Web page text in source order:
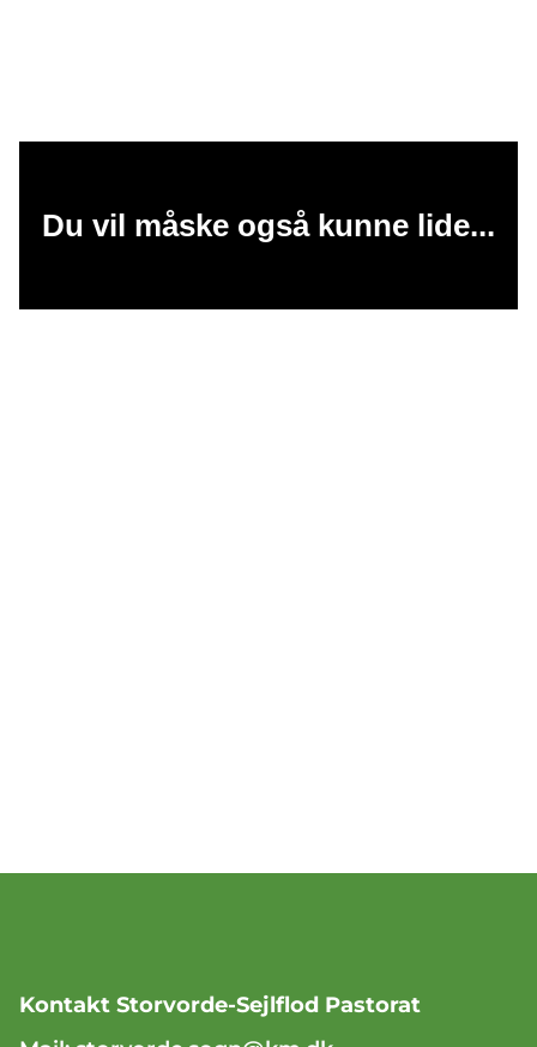
Du vil måske også kunne lide...
Kontakt Storvorde-Sejlflod Pastorat